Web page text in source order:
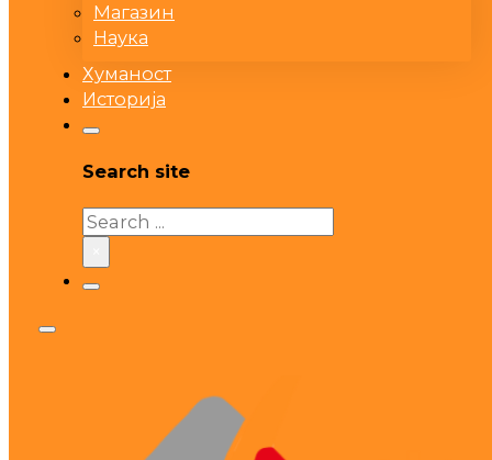
Магазин
Наука
Хуманост
Историја
Search site
Search